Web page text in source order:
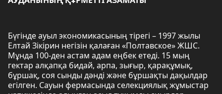
Бүгінде ауыл экономикасының тірегі – 1997 жылы
Елтай Зікірин негізін қалаған «Полтавское» ЖШС.
Мұнда 100-ден астам адам еңбек етеді. 15 мың
гектар алқапқа бидай, арпа, зығыр, қарақұмық,
бұршақ, соя сынды дәнді және бұршақты дақылдар
егілген. Сауын фермасында селекциялық жұмыстар